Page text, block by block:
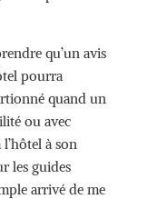
qu’un avis
pourra
quand un
ou avec
à son
les guides
arrivé de me